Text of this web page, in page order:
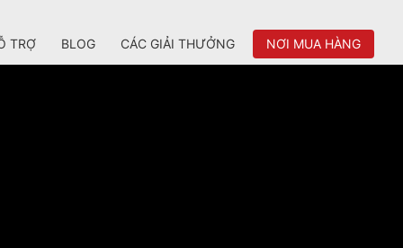
TRỢ BLOG CÁC GIẢI THƯỞNG NƠI MUA HÀNG